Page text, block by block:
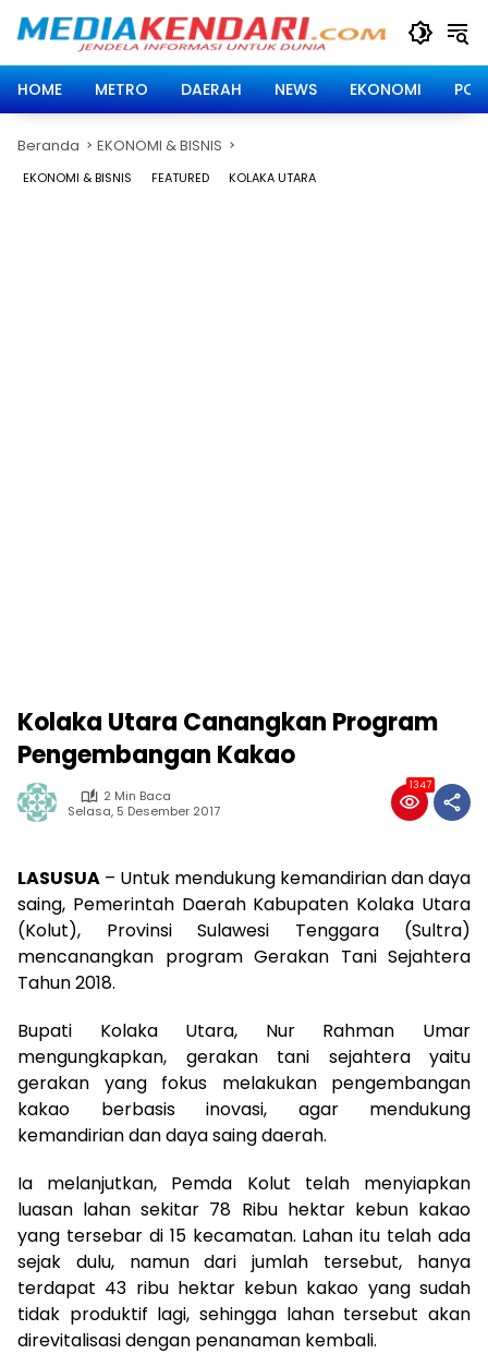
HOME
METRO DAERAH NEWS EKONOMI
Beranda EKONOMI & BISNIS
EKONOMI & BISNIS FEATURED KOLAKA UTARA
Kolaka Utara Canangkan Program
Pengembangan Kakao
2 Min Baca
Selasa, 5 Desember 2017
1347
LASUSUA – Untuk mendukung kemandirian dan daya
saing, Pemerintah Daerah Kabupaten Kolaka Utara
(Kolut), Provinsi Sulawesi Tenggara (Sultra)
mencanangkan program Gerakan Tani Sejahtera
Tahun 2018.
Bupati Kolaka Utara, Nur Rahman Umar
mengungkapkan, gerakan tani sejahtera yaitu
gerakan yang fokus melakukan pengembangan
kakao berbasis inovasi, agar mendukung
kemandirian dan daya saing daerah.
Ia melanjutkan, Pemda Kolut telah menyiapkan
luasan lahan sekitar 78 Ribu hektar kebun kakao
yang tersebar di 15 kecamatan. Lahan itu telah ada
sejak dulu, namun dari jumlah tersebut, hanya
terdapat 43 ribu hektar kebun kakao yang sudah
tidak produktif lagi, sehingga lahan tersebut akan
direvitalisasi dengan penanaman kembali.